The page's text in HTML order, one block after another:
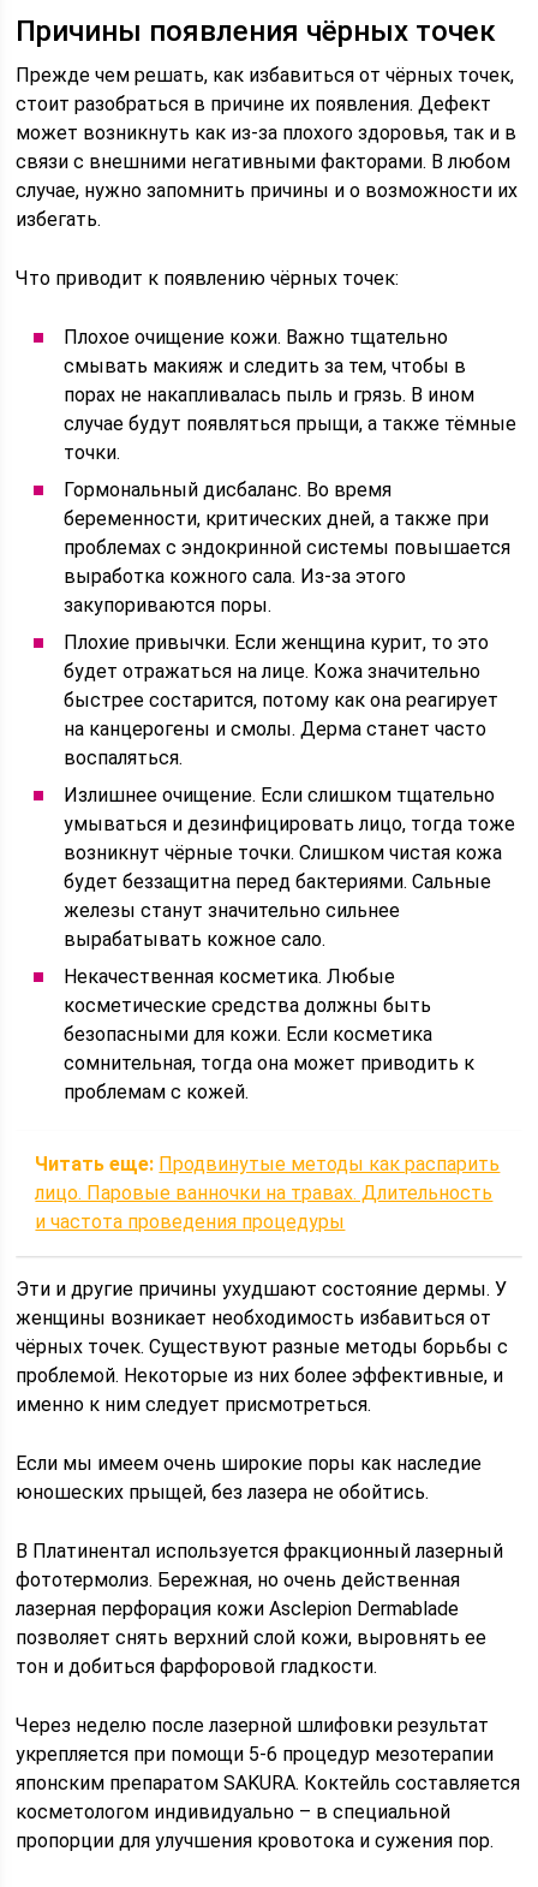
Причины появления чёрных точек
Прежде чем решать, как избавиться от чёрных точек,
стоит разобраться в причине их появления. Дефект
может возникнуть как из-за плохого здоровья, так и в
связи с внешними негативными факторами. В любом
случае, нужно запомнить причины и о возможности их
избегать.
Что приводит к появлению чёрных точек:
Плохое очищение кожи. Важно тщательно
смывать макияж и следить за тем, чтобы в
порах не накапливалась пыль и грязь. В ином
случае будут появляться прыщи, а также тёмные
точки.
Гормональный дисбаланс. Во время
беременности, критических дней, а также при
проблемах с эндокринной системы повышается
выработка кожного сала. Из-за этого
закупориваются поры.
Плохие привычки. Если женщина курит, то это
будет отражаться на лице. Кожа значительно
быстрее состарится, потому как она реагирует
на канцерогены и смолы. Дерма станет часто
воспаляться.
Излишнее очищение. Если слишком тщательно
умываться и дезинфицировать лицо, тогда тоже
возникнут чёрные точки. Слишком чистая кожа
будет беззащитна перед бактериями. Сальные
железы станут значительно сильнее
вырабатывать кожное сало.
Некачественная косметика. Любые
косметические средства должны быть
безопасными для кожи. Если косметика
сомнительная, тогда она может приводить к
проблемам с кожей.
Читать еще: Продвинутые методы как распарить
лицо. Паровые ванночки на травах. Длительность
и частота проведения процедуры
Эти и другие причины ухудшают состояние дермы. У
женщины возникает необходимость избавиться от
чёрных точек. Существуют разные методы борьбы с
проблемой. Некоторые из них более эффективные, и
именно к ним следует присмотреться.
Если мы имеем очень широкие поры как наследие
юношеских прыщей, без лазера не обойтись.
В Платинентал используется фракционный лазерный
фототермолиз. Бережная, но очень действенная
лазерная перфорация кожи Asclepion Dermablade
позволяет снять верхний слой кожи, выровнять ее
тон и добиться фарфоровой гладкости.
Через неделю после лазерной шлифовки результат
укрепляется при помощи 5-6 процедур мезотерапии
японским препаратом SAKURA. Коктейль составляется
косметологом индивидуально – в специальной
пропорции для улучшения кровотока и сужения пор.